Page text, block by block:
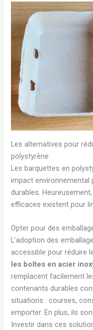
Les alternatives pour
polystyrène
Les barquettes en
impact
durables.
efficaces existent pour
Opter pour des
L’adoption des
accessible pour réduire
les boîtes en acier
remplacent facilement
contenants durables
situations : courses,
emporter. En plus, ils
Investir dans ces